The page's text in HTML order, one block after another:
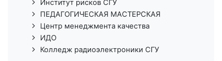
Институт рисков СГУ
ПЕДАГОГИЧЕСКАЯ МАСТЕРСКАЯ
Центр менеджмента качества
ИДО
Колледж радиоэлектроники СГУ